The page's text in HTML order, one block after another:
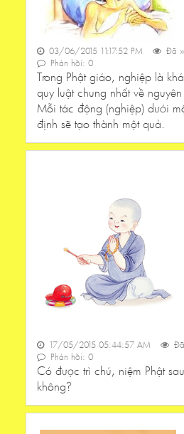
03/06/2015 11:17:52 PM
Đã
Phản hồi: 0
Trong Phật giáo, nghiệp là
quy luật chung nhất về
Mỗi tác động (nghiệp) dưới
định sẽ tạo thành một quả.
17/05/2015 05:44:57 AM
Phản hồi: 0
Có được trì chú, niệm Phật
không?